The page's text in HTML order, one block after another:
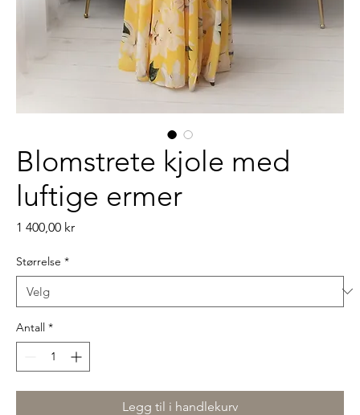
Blomstrete kjole med
luftige ermer
1 400,00 krPris
Størrelse *
Antall *
Legg til i handlekurv